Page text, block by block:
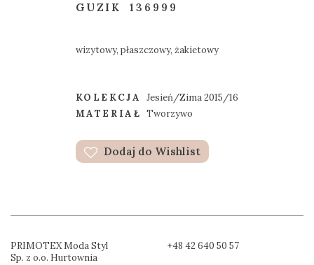
GUZIK 136999
wizytowy, płaszczowy, żakietowy
KOLEKCJA
Jesień/Zima 2015/16
MATERIAŁ Tworzywo
Dodaj do Wishlist
PRIMOTEX Moda Styl
Sp. z o.o. Hurtownia
+48 42 640 50 57